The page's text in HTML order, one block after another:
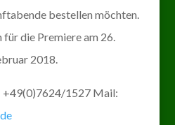
bestellen möchten.
die Premiere am 26.
2018.
+49(0)7624/1527 Mail: